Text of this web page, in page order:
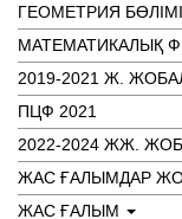
ГЕОМЕТРИЯ БӨЛІМІ
МАТЕМАТИКАЛЫҚ
2019-2021 Ж.
ПЦФ 2021
2022-2024 ЖЖ.
ЖАС ҒАЛЫМДАР
ЖАС ҒАЛЫМ